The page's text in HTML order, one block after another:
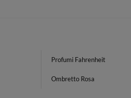
Profumi Fahrenheit
Ombretto Rosa